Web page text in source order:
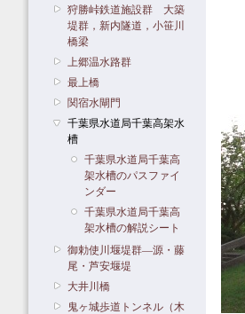
狩勝峠鉄道施設群 大築
堤群，新内隧道，小笹川
橋梁
上郷温水路群
最上橋
関宿水閘門
千葉県水道局千葉高架水
槽
千葉県水道局千葉高
架水槽のパスファイ
ンダー
千葉県水道局千葉高
架水槽の解説シート
御勅使川堰堤群―源・藤
尾・芦安堰堤
大井川橋
鬼ヶ城歩道トンネル（木